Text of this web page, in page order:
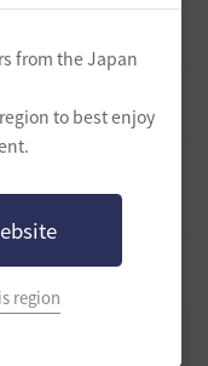
from the Japan
to best enjoy
region
？
めに準備したA to Z！